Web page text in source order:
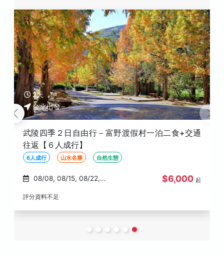
2天
台北出發
武陵四季２日自由行－富野渡假村一泊二食+交通
往返【６人成行】
6人成行 山水名勝 自然生態
$6,000 起
評分資料不足